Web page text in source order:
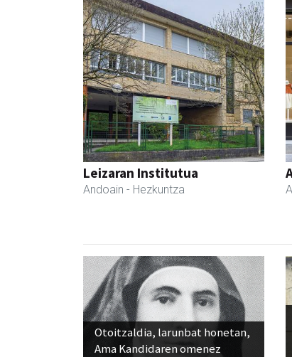
Leizaran Institutua
Andoain - Hezkuntza
Otoitzaldia, larunbat honetan,
Ama Kandidaren omenez